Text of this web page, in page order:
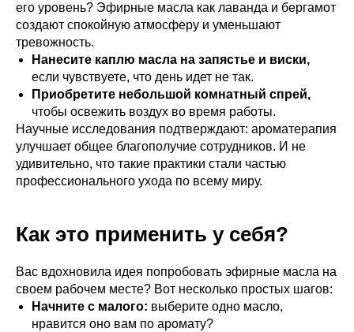
его уровень? Эфирные масла как лаванда и бергамот
создают спокойную атмосферу и уменьшают
тревожность.
Нанесите каплю масла на запястье и виски,
если чувствуете, что день идет не так.
Приобретите небольшой комнатный спрей,
чтобы освежить воздух во время работы.
Научные исследования подтверждают: ароматерапия
улучшает общее благополучие сотрудников. И не
удивительно, что такие практики стали частью
профессионального ухода по всему миру.
Как это применить у себя?
Вас вдохновила идея попробовать эфирные масла на
своем рабочем месте? Вот несколько простых шагов:
Начните с малого: выберите одно масло,
нравится оно вам по аромату?